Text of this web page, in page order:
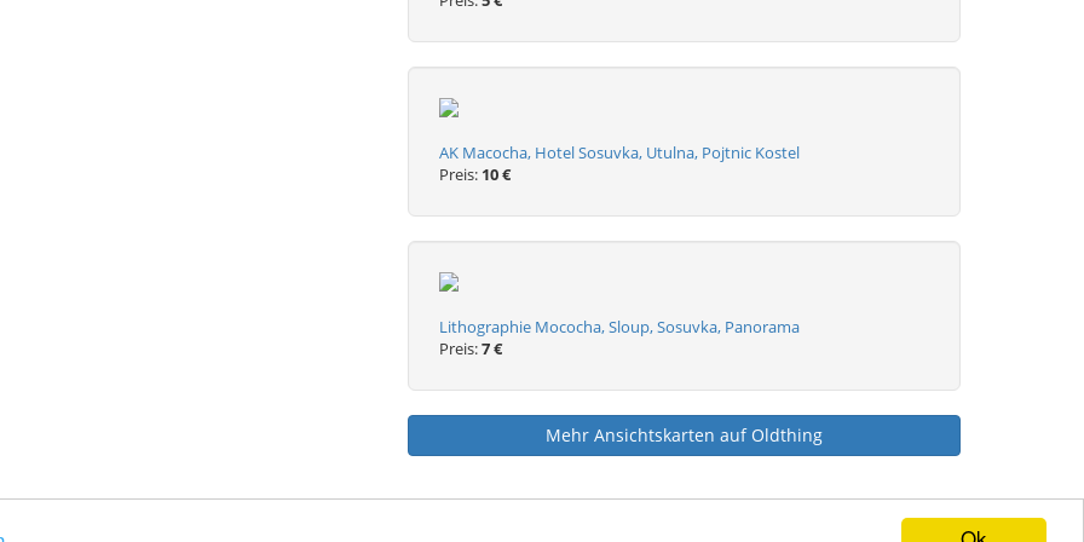
AK Macocha, Hotel Sosuvka, Utulna, Pojtnic Kostel
Preis: 10 €
Lithographie Mococha, Sloup, Sosuvka, Panorama
Preis:7 €
Mehr Ansichtskarten auf Oldthing